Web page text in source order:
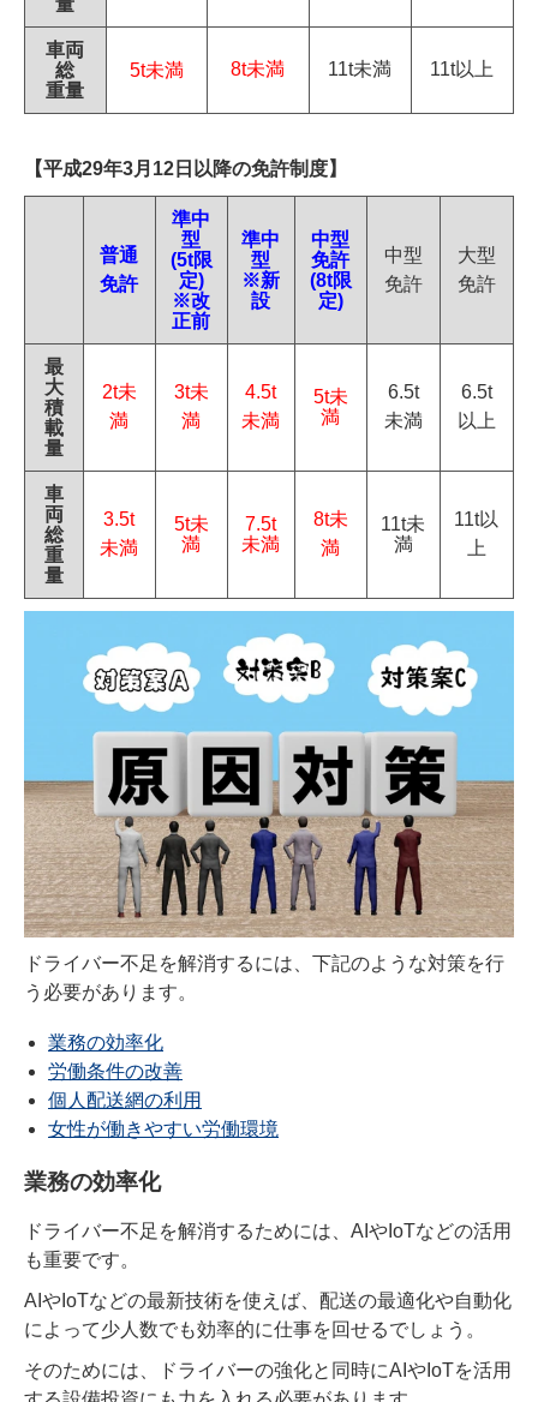
量
車両
総
重量
5t未満 8t未満 11t未満 11t以上
【平成29年3月12日以降の免許制度】
普通
免許
準中
型
(5t限
定)
※改
正前
準中
型
※新
設
中型
免許
(8t限
定)
中型
免許
大型
免許
最
大
積
載
量
2t未
満
3t未
満
4.5t
未満
5t未
満
6.5t
未満
6.5t
以上
車
両
総
重
量
3.5t
未満
5t未
満
7.5t
未満
8t未
満
11t未
満
11t以
上
ドライバー不足を解消するには、下記のような対策を行
う必要があります。
業務の効率化
労働条件の改善
個人配送網の利用
女性が働きやすい労働環境
業務の効率化
ドライバー不足を解消するためには、AIやIoTなどの活用
も重要です。
AIやIoTなどの最新技術を使えば、配送の最適化や自動化
によって少人数でも効率的に仕事を回せるでしょう。
そのためには、ドライバーの強化と同時にAIやIoTを活用